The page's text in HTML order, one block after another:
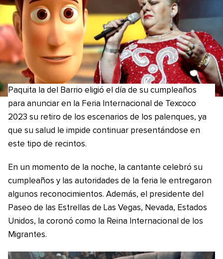
Paquita la del Barrio eligió el día de su cumpleaños
para anunciar en la Feria Internacional de Texcoco
2023 su retiro de los escenarios de los palenques, ya
que su salud le impide continuar presentándose en
este tipo de recintos.
En un momento de la noche, la cantante celebró su
cumpleaños y las autoridades de la feria le entregaron
algunos reconocimientos. Además, el presidente del
Paseo de las Estrellas de Las Vegas, Nevada, Estados
Unidos, la coronó como la Reina Internacional de los
Migrantes.